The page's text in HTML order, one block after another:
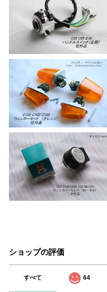
ショップの評価
すべて 64